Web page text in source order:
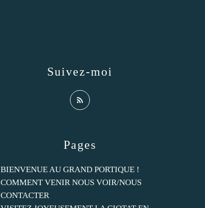
Pages
BIENVENUE AU GRAND PORTIQUE !
COMMENT VENIR NOUS VOIR/NOUS
CONTACTER
Suivez-moi